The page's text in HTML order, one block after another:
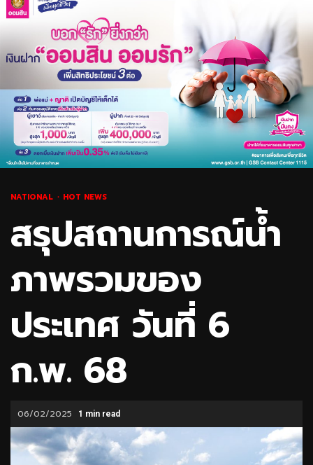
NATIONAL HOT NEWS
สรุปสถานการณ์น้ำ
ภาพรวมของ
ประเทศ วันที่ 6
ก.พ. 68
06/02/2025 1 min read